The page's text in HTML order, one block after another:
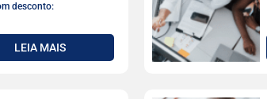
desconto:
LEIA MAIS